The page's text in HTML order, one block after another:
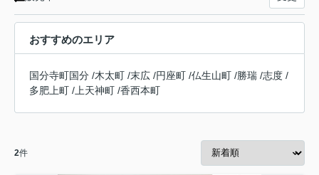
おすすめのエリア
国分寺町国分 /木太町 /末広 /円座町 /仏生山町 /勝瑞 /志度 /
多肥上町 / 上天神町 /香西本町
2件